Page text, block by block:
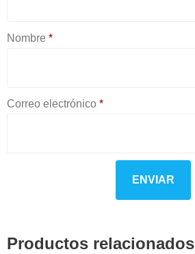
Nombre *
Correo electrónico *
Productos relacionados